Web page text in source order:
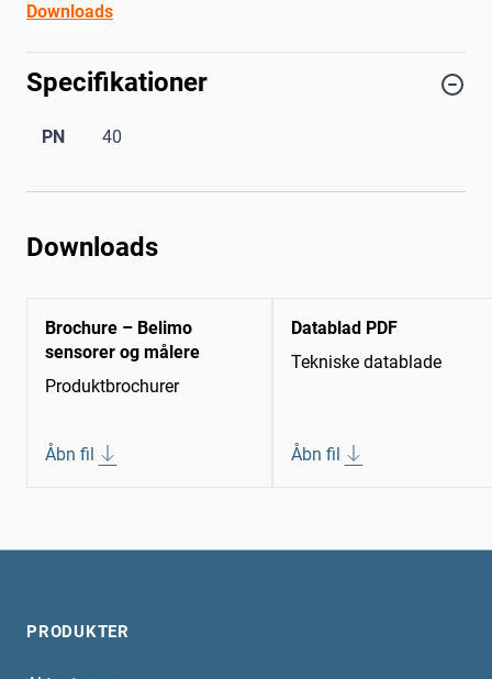
Downloads
Specifikationer
PN 40
Downloads
Brochure – Belimo
sensorer og målere
Produktbrochurer
Åbn fil
Datablad PDF
Tekniske datablade
Åbn fil
PRODUKTER